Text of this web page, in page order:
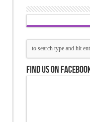
Find us on